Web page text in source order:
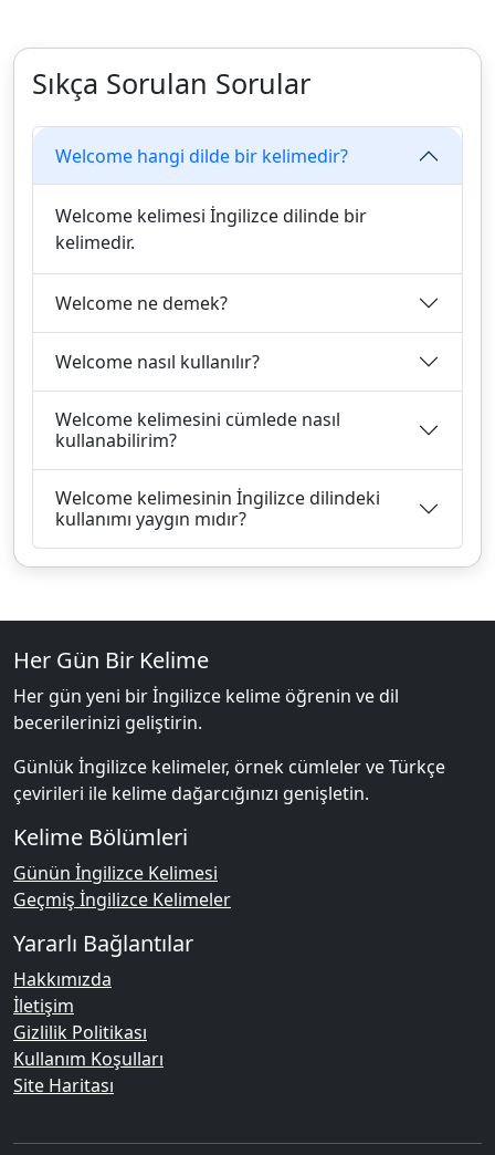
Sıkça Sorulan Sorular
Welcome hangi dilde bir kelimedir?
Welcome kelimesi İngilizce dilinde bir
kelimedir.
Welcome ne demek?
Welcome nasıl kullanılır?
Welcome kelimesini cümlede nasıl
kullanabilirim?
Welcome kelimesinin İngilizce dilindeki
kullanımı yaygın mıdır?
Her Gün Bir Kelime
Her gün yeni bir İngilizce kelime öğrenin ve dil
becerilerinizi geliştirin.
Günlük İngilizce kelimeler, örnek cümleler ve Türkçe
çevirileri ile kelime dağarcığınızı genişletin.
Kelime Bölümleri
Günün İngilizce Kelimesi
Geçmiş İngilizce Kelimeler
Yararlı Bağlantılar
Hakkımızda
İletişim
Gizlilik Politikası
Kullanım Koşulları
Site Haritası